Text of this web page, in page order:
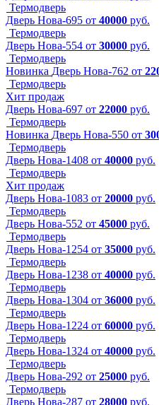
Термодверь
Дверь Нова-695 от 40000 руб.
Термодверь
Дверь Нова-554 от 30000 руб.
Термодверь
Новинка Дверь Нова-762 от
Термодверь
Хит продаж
Дверь Нова-697 от 22000 руб.
Термодверь
Новинка Дверь Нова-550 от
Термодверь
Дверь Нова-1408 от 40000 руб.
Термодверь
Хит продаж
Дверь Нова-1083 от 20000 руб.
Термодверь
Дверь Нова-552 от 45000 руб.
Термодверь
Дверь Нова-1254 от 35000 руб.
Термодверь
Дверь Нова-1238 от 40000 руб.
Термодверь
Дверь Нова-1304 от 36000 руб.
Термодверь
Дверь Нова-1224 от 60000 руб.
Термодверь
Дверь Нова-1324 от 40000 руб.
Термодверь
Дверь Нова-292 от 25000 руб.
Термодверь
Дверь Нова-287 от 28000 руб.